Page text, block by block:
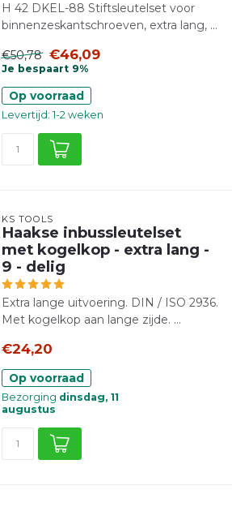
H 42 DKEL-88 Stiftsleutelset voor
binnenzeskantschroeven, extra lang, ...
€50,78 €46,09
Je bespaart 9%
Op voorraad
Levertijd: 1-2 weken
KS TOOLS
Haakse inbussleutelset
met kogelkop - extra lang -
9 - delig
Extra lange uitvoering. DIN / ISO 2936.
Met kogelkop aan lange zijde. ...
€24,20
Op voorraad
Bezorging dinsdag, 11
augustus